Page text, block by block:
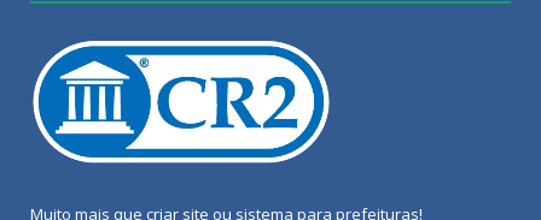
Muito mais que criar site ou sistema para prefeituras!